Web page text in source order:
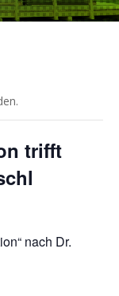
trifft
nach Dr.